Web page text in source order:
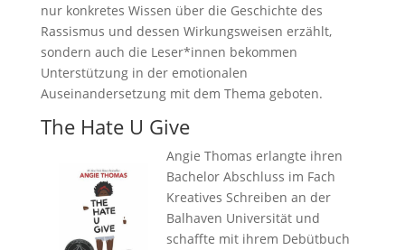
nur konkretes Wissen über die Geschichte des
Rassismus und dessen Wirkungsweisen erzählt,
sondern auch die Leser*innen bekommen
Unterstützung in der emotionalen
Auseinandersetzung mit dem Thema geboten.
The Hate U Give
Angie Thomas erlangte ihren
Bachelor Abschluss im Fach
Kreatives Schreiben an der
Balhaven Universität und
schaffte mit ihrem Debütbuch